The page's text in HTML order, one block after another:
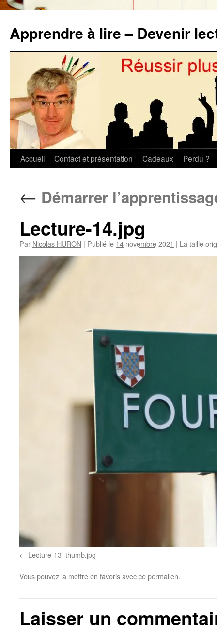
contenu
Apprendre à lire – Devenir
Accueil Contact et présentation Cadeaux Perdu ?
← Démarrer
Lecture-14.jpg
Par Nicolas HURON | Publié le 14 novembre 2021 | La taille
Lecture-13_thumb.jpg
Vous pouvez la mettre en favoris avecce permalien.
Laisser un